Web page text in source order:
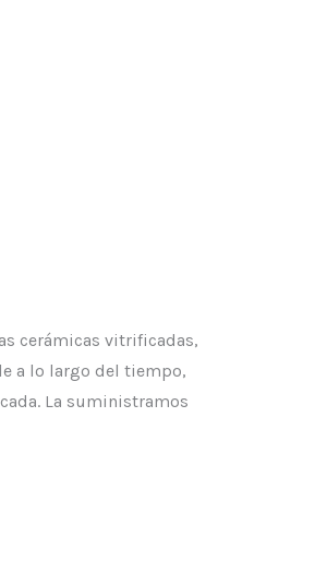
cerámicas vitrificadas,
a lo largo del tiempo,
La suministramos